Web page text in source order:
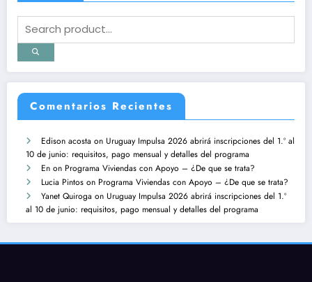
Comentarios Recientes
Edison acosta on Uruguay Impulsa 2026 abrirá inscripciones del 1.º al
10 de junio: requisitos, pago mensual y detalles del programa
En on Programa Viviendas con Apoyo – ¿De que se trata?
Lucia Pintos on Programa Viviendas con Apoyo – ¿De que se trata?
Yanet Quiroga on Uruguay Impulsa 2026 abrirá inscripciones del 1.º
al 10 de junio: requisitos, pago mensual y detalles del programa